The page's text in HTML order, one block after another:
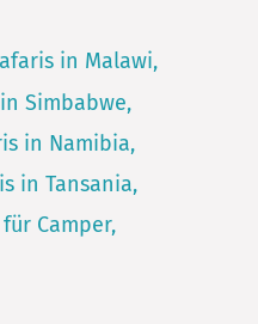
in Malawi
Simbabwe
in Namibia
in Tansania
Camper